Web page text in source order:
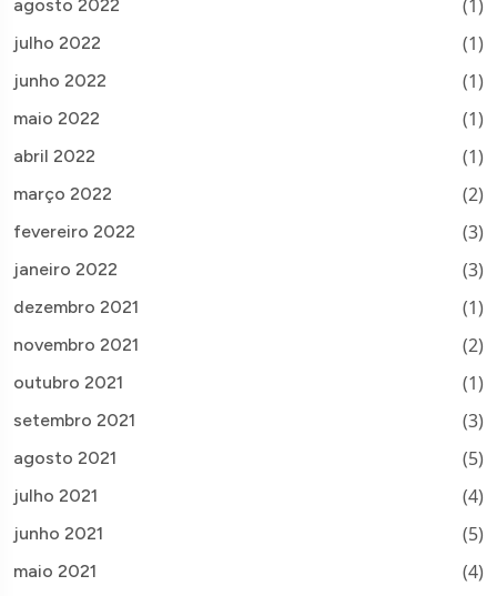
agosto 2022 (1)
julho 2022 (1)
junho 2022 (1)
maio 2022 (1)
abril 2022 (1)
março 2022 (2)
fevereiro 2022 (3)
janeiro 2022 (3)
dezembro 2021 (1)
novembro 2021 (2)
outubro 2021 (1)
setembro 2021 (3)
agosto 2021 (5)
julho 2021 (4)
junho 2021 (5)
maio 2021 (4)